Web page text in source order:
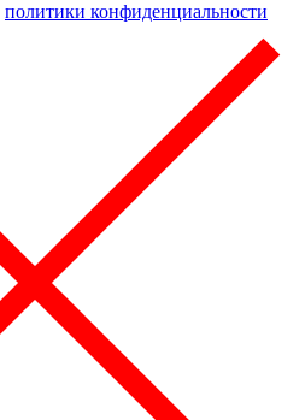
политики конфиденциальности